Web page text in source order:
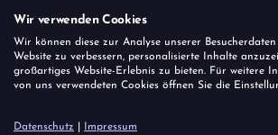
Wir verwenden Cookies
Wir können diese zur Analyse unserer
Website zu verbessern, personalisierte Inhalte
großartiges Website-Erlebnis zu bieten. Für weitere
von uns verwendeten Cookies öffnen Sie die
Datenschutz Impressum